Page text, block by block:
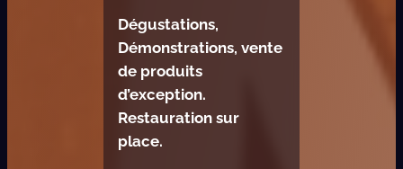
Dégustations,
Démonstrations, vente
de produits
d’exception.
Restauration sur
place.